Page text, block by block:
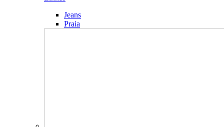
Jeans
Praia